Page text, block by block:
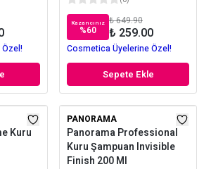
Kazancınız
%60
₺ 649.90
₺ 259.00
Cosmetica Üyelerine Özel!
Sepete Ekle
Kuru
PANORAMA
Panorama Professional
Kuru Şampuan Invisible
Finish 200 Ml